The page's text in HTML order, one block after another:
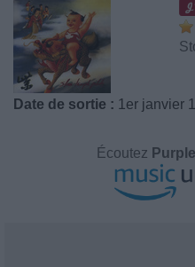
Date de sortie : 1er janvier
Écoutez Purple